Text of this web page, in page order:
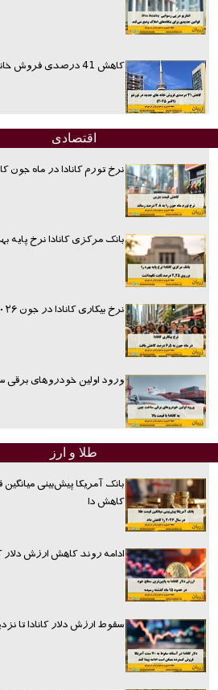
کاهش 41 درصدی فروش خانه در تورنتو
اقتصادی
نرخ تورم کانادا در ماه
بانک مرکزی کانادا نرخ پایه
نرخ بیکاری کانادا در جون ۲۰۲۶ کاهش یافت
ورود اولین خودروهای برقی
طلا و ارز
کاهش دا
ادامه روند کاهش ارزش دلار
سقوط ارزش دلار کانادا تا نزدیکی ۷۰ سنت